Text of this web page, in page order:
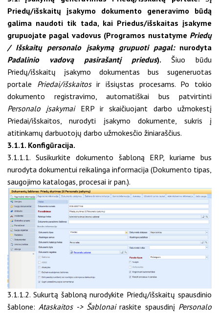
Priedų/išskaitų įsakymo dokumento generavimo būdą
galima naudoti tik tada, kai Priedus/išskaitas įsakyme
grupuojate pagal vadovus (Programos nustatyme Priedų
/ Išskaitų personalo įsakymą grupuoti pagal:nurodyta
Padalinio vadovą pasirašantį priedus). Šiuo būdu
Priedų/išskaitų įsakymo dokumentas bus sugeneruotas
portale Priedai/išskaitosir išsiųstas procesams. Po tokio
dokumento registravimo, automatiškai bus patvirtinti
Personalo įsakymaiERP ir skaičiuojant darbo užmokestį
Priedai/išskaitos, nurodyti įsakymo dokumente, sukris į
atitinkamų darbuotojų darbo užmokesčio žiniaraščius.
3.1.1. Konfigūracija.
3.1.1.1. Susikurkite dokumento šabloną ERP, kuriame bus
nurodyta dokumentui reikalinga informacija (Dokumento tipas,
saugojimo katalogas, procesai ir pan.).
3.1.1.2. Sukurtą šabloną nurodykite Priedų/išskaitų spausdinio
šablone: Ataskaitos -> Šablonairaskite spausdinį Personalo